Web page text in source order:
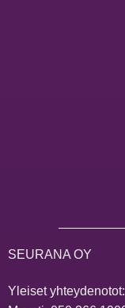
SEURANA OY
Yleiset yhteydenotot: